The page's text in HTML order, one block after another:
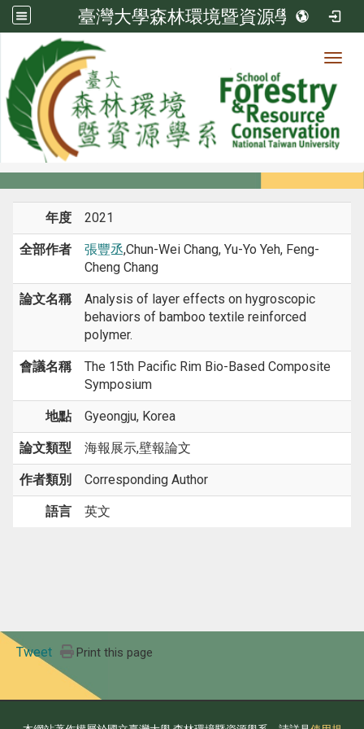
臺灣大學森林環境暨資源學系
系所成員
系所成員
年度 2021
全部作者 張豐丞,Chun-Wei Chang, Yu-Yo Yeh, Feng-
Cheng Chang
論文名稱
Analysis of layer effects on hygroscopic
behaviors of bamboo textile reinforced
polymer.
會議名稱
The 15th Pacific Rim Bio-Based Composite
Symposium
地點 Gyeongju, Korea
論文類型 海報展示,壁報論文
作者類別 Corresponding Author
語言 英文
Tweet Print this page